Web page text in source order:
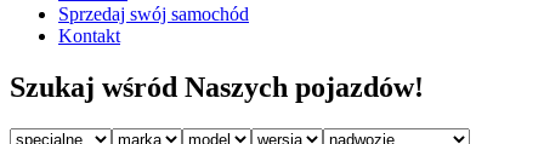
Sprzedaj swój samochód
Kontakt
Szukaj wśród Naszych pojazdów!